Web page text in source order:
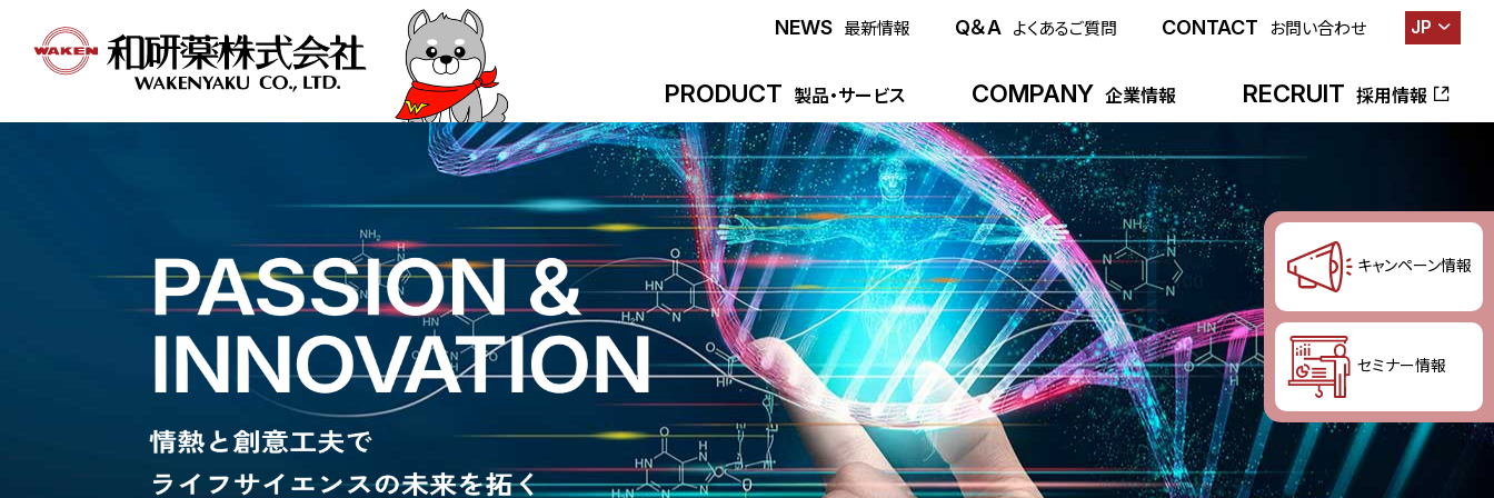
NEWS 最新情報 Q＆A よくあるご質問 CONTACT お問い合わせ JP
PRODUCT 製品・サービス COMPANY 企業情報 RECRUIT 採用情報
キャンペーン情報
セミナー情報